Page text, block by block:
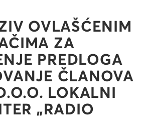
OVLAŠĆENIM
ZA
PREDLOGA
ČLANOVA
LOKALNI
„RADIO